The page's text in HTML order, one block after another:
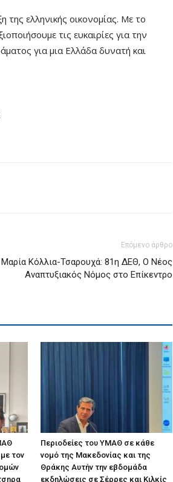
της ελληνικής οικονομίας. Με το
τις ευκαιρίες για την
για μια Ελλάδα δυνατή και
Επόμενο άρθρο
Μαρία Κόλλια-Τσαρουχά: 81η ΔΕΘ, Ο Νέος
Αναπτυξιακός Νόμος στο Επίκεντρο
τον
Περιοδείες του ΥΜΑΘ σε κάθε
νομό της Μακεδονίας και της
Θράκης Αυτήν την εβδομάδα
εκδηλώσεις σε Σέρρες και Κιλκίς